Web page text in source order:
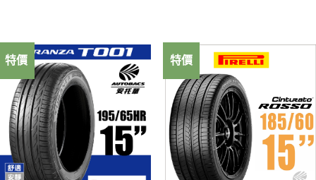
特價 特價